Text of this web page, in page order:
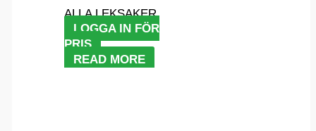
ALLA LEKSAKER
LOGGA IN FÖR
PRIS
READ MORE